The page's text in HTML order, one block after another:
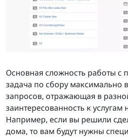
Основная сложность работы с
задача по сбору максимально
запросов, отражающая в
заинтересованность к
Например, если вы решили
дома, то вам будут нужны